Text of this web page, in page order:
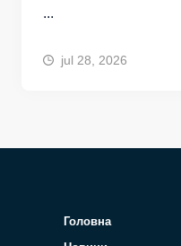
...
jul 28, 2026
Головна